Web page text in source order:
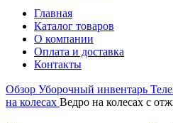
Главная
Каталог товаров
О компании
Оплата и доставка
Контакты
Обзор Уборочный инвентарь
на колесах Ведро на колесах с